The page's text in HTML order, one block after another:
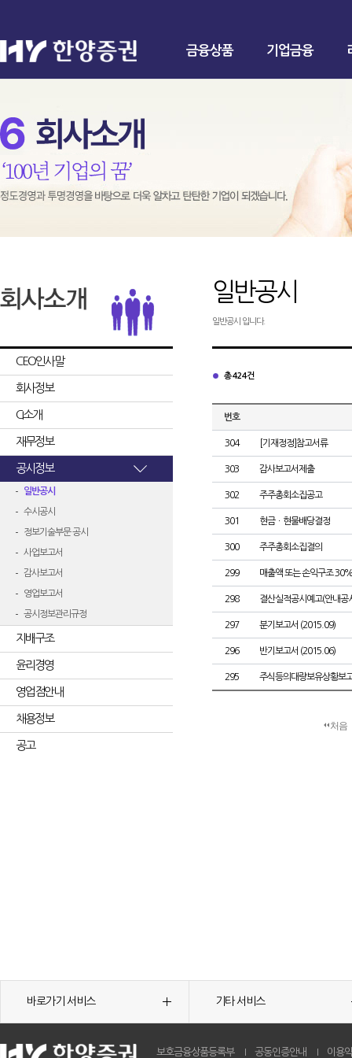
금융상품 기업금융
CEO인사말
회사정보
CI소개
재무정보
공시정보
일반공시
수시공시
정보기술부문 공시
사업보고서
감사보고서
영업보고서
공시정보관리규정
지배구조
윤리경영
영업점안내
채용정보
공고
일반공시
일반공시 입니다.
총 424건
번호
304 [기재정정]참고서류
303 감사보고서제출
302 주주총회소집공고
301 현금ㆍ현물배당결정
300 주주총회소집결의
299 매출액 또는 손익구조
298 결산실적공시예고(안내공
297 분기보고서 (2015.09)
296 반기보고서 (2015.06)
295 주식등의대량보유상황보
처음
바로가기 서비스 기타 서비스
보호금융상품등록부 공동인증안내 이용